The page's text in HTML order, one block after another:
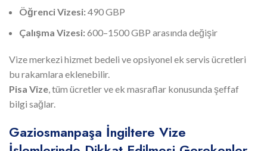
Öğrenci Vizesi:490 GBP
Çalışma Vizesi:600–1500 GBP arasında değişir
Vize merkezi hizmet bedeli ve opsiyonel ek servis ücretleri
bu rakamlara eklenebilir.
Pisa Vize, tüm ücretler ve ek masraflar konusunda şeffaf
bilgi sağlar.
Gaziosmanpaşa İngiltere Vize